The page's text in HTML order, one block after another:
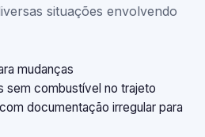
situações envolvendo
mudanças
sem combustível no trajeto
documentação irregular para